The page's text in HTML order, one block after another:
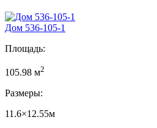
Дом 536-105-1
Площадь:
105.98 м2
Размеры:
11.6×12.55м